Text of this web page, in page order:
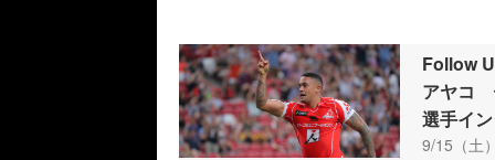
Follow
アヤコ
選手イ
9/15（土